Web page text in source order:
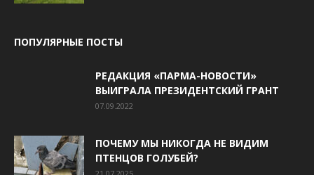
ПОПУЛЯРНЫЕ ПОСТЫ
РЕДАКЦИЯ «ПАРМА-НОВОСТИ»
ВЫИГРАЛА ПРЕЗИДЕНТСКИЙ ГРАНТ
07.09.2022
ПОЧЕМУ МЫ НИКОГДА НЕ ВИДИМ
ПТЕНЦОВ ГОЛУБЕЙ?